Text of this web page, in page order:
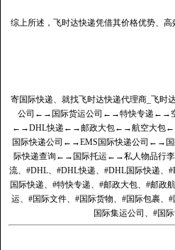
综上所述，飞时达快递凭借其价格优势、
寄国际快递、就找飞时达快递代理商_飞时
公司 ←→ 国际货运公司 ←→特快专递 ←→
←→DHL快递 ←→邮政大包←→航空大包
国际快递公司 ←→EMS国际快递公司 ←→
际快递查询 ←→ 国际托运←→私人物品行
流、#DHL、#DHL快递、#DHL国际快递、
国际快递、#特快专递、#邮政大包、#邮政
运、#国际文件、#国际货物、#国际包裹、
国际集运公司、#国